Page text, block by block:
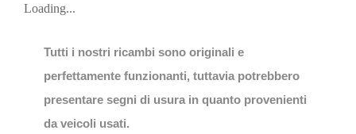
Loading...
Tutti i nostri ricambi sono originali e
perfettamente funzionanti, tuttavia potrebbero
presentare segni di usura in quanto provenienti
da veicoli usati.